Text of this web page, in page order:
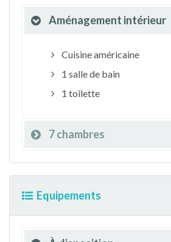
Aménagement intérieur
Cuisine américaine
1 salle de bain
1 toilette
7 chambres
Equipements